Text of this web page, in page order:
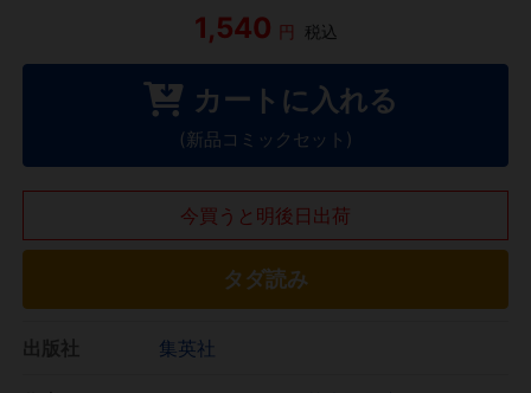
1,540 円 税込
カートに入れる
(新品コミックセット)
今買うと明後日出荷
タダ読み
集英社